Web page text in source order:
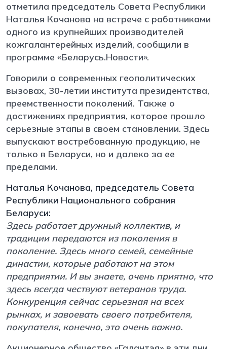
отметила председатель Совета Республики
Наталья Кочанова на встрече с работниками
одного из крупнейших производителей
кожгалантерейных изделий, сообщили в
программе «Беларусь.Новости».
Говорили о современных геополитических
вызовах, 30-летии института президентства,
преемственности поколений. Также о
достижениях предприятия, которое прошло
серьезные этапы в своем становлении. Здесь
выпускают востребованную продукцию, не
только в Беларуси, но и далеко за ее
пределами.
Наталья Кочанова, председатель Совета
Республики Национального собрания
Беларуси:
Здесь работает дружный коллектив, и
традиции передаются из поколения в
поколение. Здесь много семей, семейные
династии, которые работают на этом
предприятии. И вы знаете, очень приятно, что
здесь всегда чествуют ветеранов труда.
Конкуренция сейчас серьезная на всех
рынках, и завоевать своего потребителя,
покупателя, конечно, это очень важно.